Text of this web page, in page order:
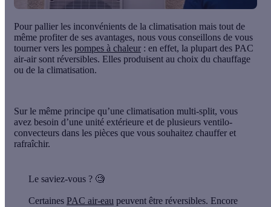
Pour pallier les inconvénients de la climatisation mais tout de
même profiter de ses avantages, nous vous conseillons de vous
tourner vers les pompes à chaleur : en effet, la plupart des PAC
air-air sont réversibles. Elles produisent au choix du chauffage
ou de la climatisation.
Sur le même principe qu’une climatisation multi-split, vous
avez besoin d’une unité extérieure et de plusieurs ventilo-
convecteurs dans les pièces que vous souhaitez chauffer et
rafraîchir.
Le saviez-vous ? 🧐
Certaines PAC air-eau peuvent être réversibles. Encore